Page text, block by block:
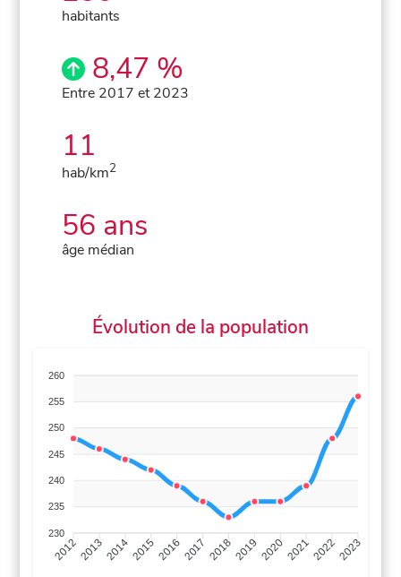
habitants
8,47 %
Entre 2017 et 2023
11
hab/km2
56 ans
âge médian
Évolution de la population
260
255
250
245
240
235
230
201220132014201520162017 20182019 2020202120222023